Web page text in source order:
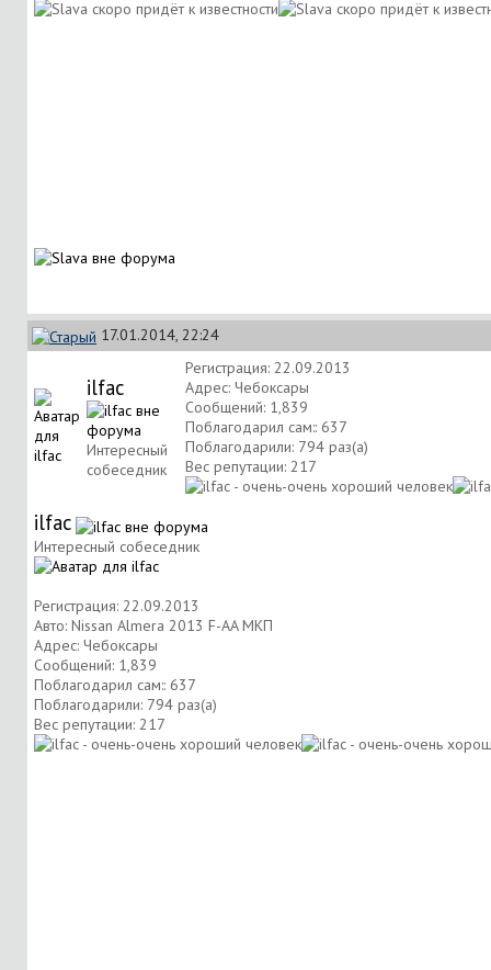
17.01.2014, 22:24
ilfac
Интересный
собеседник
Регистрация: 22.09.2013
Адрес: Чебоксары
Сообщений: 1,839
Поблагодарил сам:: 637
Поблагодарили: 794 раз(а)
Вес репутации: 217
ilfac
Интересный собеседник
Регистрация: 22.09.2013
Авто: Nissan Almera 2013 F-AA МКП
Адрес: Чебоксары
Сообщений: 1,839
Поблагодарил сам:: 637
Поблагодарили: 794 раз(а)
Вес репутации: 217